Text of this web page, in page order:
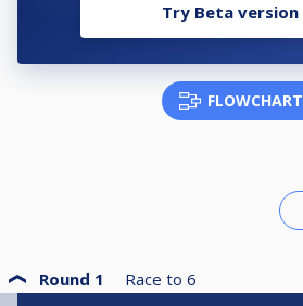
Try Beta version
FLOWCHART
Round 1 Race to 6